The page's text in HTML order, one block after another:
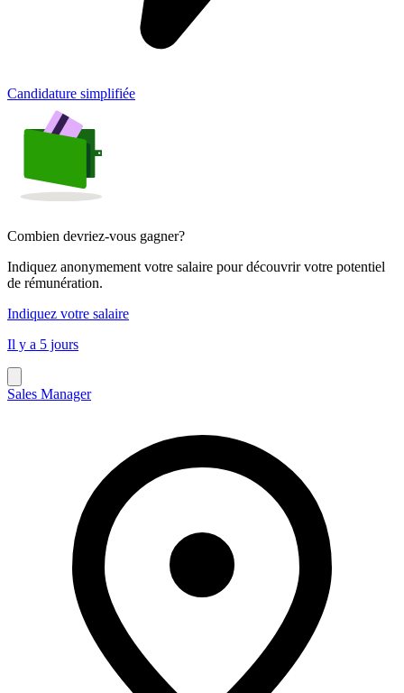
Candidature simplifiée
Combien devriez-vous gagner?
Indiquez anonymement votre salaire pour découvrir votre potentiel
de rémunération.
Indiquez votre salaire
Il y a 5 jours
Sales Manager